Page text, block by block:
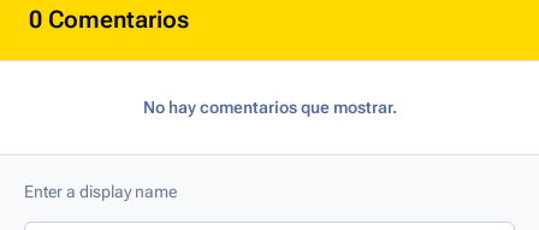
0 Comentarios
No hay comentarios que mostrar.